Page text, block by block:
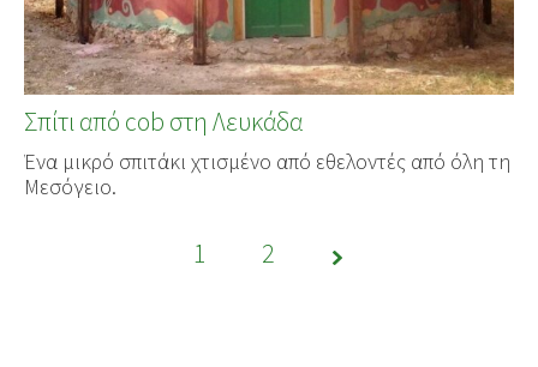
Σπίτι από cob στη Λευκάδα
Ένα μικρό σπιτάκι χτισμένο από εθελοντές από όλη τη
Μεσόγειο.
Page
1 2